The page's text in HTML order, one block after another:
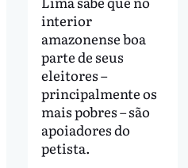
interior
amazonense boa
parte de seus
eleitores –
principalmente os
mais pobres – são
apoiadores do
petista.